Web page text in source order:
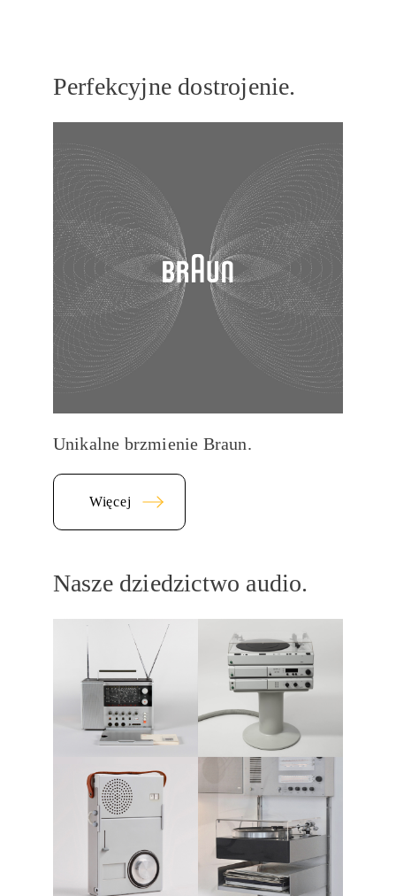
Perfekcyjne dostrojenie.
Unikalne brzmienie Braun.
Więcej
Nasze dziedzictwo audio.